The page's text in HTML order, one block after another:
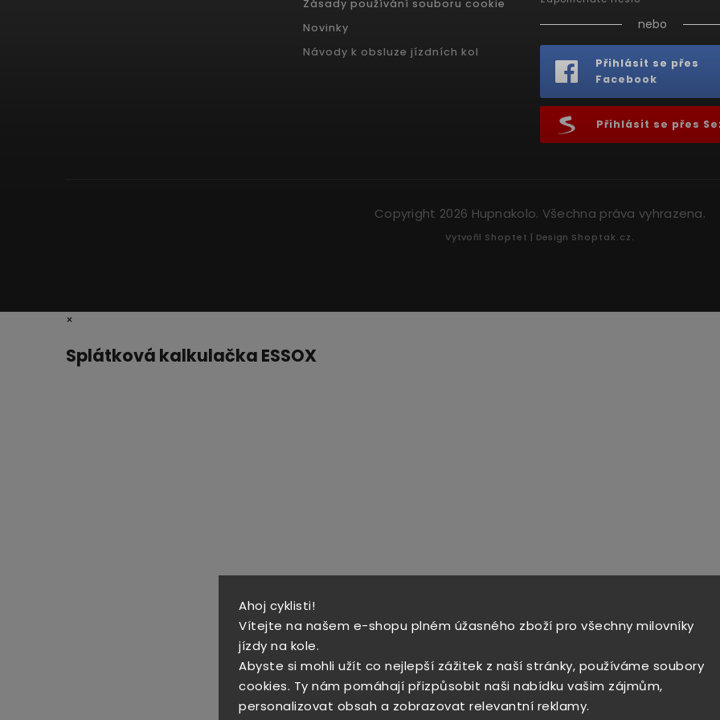
Ahoj cyklisti!
Vítejte na našem e-shopu plném úžasného zboží pro všechny milovníky
jízdy na kole.
Abyste si mohli užít co nejlepší zážitek z naší stránky, používáme soubory
cookies. Ty nám pomáhají přizpůsobit naši nabídku vašim zájmům,
personalizovat obsah a zobrazovat relevantní reklamy.
Zásady používání souboru cookie
Novinky
Návody k obsluze jízdních kol
nebo
Přihlásit se přes
Facebook
Přihlásit se přes
Copyright 2026 Hupnakolo. Všechna práva vyhrazena.
Vytvořil Shoptet | Design Shoptak.cz.
×
Splátková kalkulačka ESSOX